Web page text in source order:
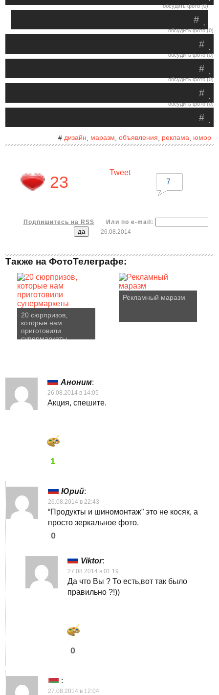
обсудить фото (0)
.
#
обсудить фото (0)
.
#
обсудить фото (0)
.
#
обсудить фото (0)
.
#
обсудить фото (0)
.
#
# дизайн маразм объявления реклама, юмор
23
Tweet
7
Подпишитесь на RSS
Или по e-mail:
26.08.2014
Также на ФотоТелеграфе:
20 сюрпризов,
которые нам
приготовили
супермаркеты
Рекламный маразм
Аноним:
26.08.2014 в 14:05
Акция, спешите.
1
Юрий:
26.08.2014 в 22:43
“Продукты и шиномонтаж” это не косяк, а
просто зеркальное фото.
0
Viktor:
27.08.2014 в 01:19
Да что Вы ? То есть,вот так было
правильно ?!))
0
:
27.08.2014 в 12:04